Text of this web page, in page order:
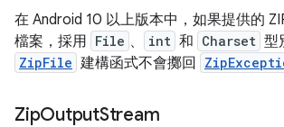
在 Android 10 以上版本中，如果提供的
檔案，採用 File 、 int 和 Charset 型
ZipFile 建構函式不會擲回
ZipOutputStream